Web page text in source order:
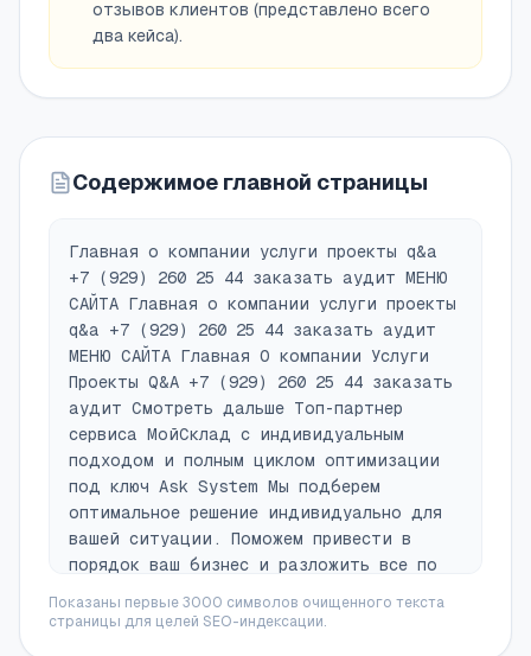
отзывов клиентов (представлено всего
два кейса).
Содержимое главной страницы
Главная о компании услуги проекты q&a
+7 (929) 260 25 44 заказать аудит МЕНЮ
САЙТА Главная о компании услуги проекты
q&a +7 (929) 260 25 44 заказать аудит
МЕНЮ САЙТА Главная О компании Услуги
Проекты Q&A +7 (929) 260 25 44 заказать
аудит Смотреть дальше Топ-партнер
сервиса МойСклад с индивидуальным
подходом и полным циклом оптимизации
под ключ Ask System Мы подберем
оптимальное решение индивидуально для
вашей ситуации. Поможем привести в
порядок ваш бизнес и разложить все по
Наша миссия — помогать компаниям
Показаны первые 3000 символов очищенного текста
страницы для целей SEO-индексации.